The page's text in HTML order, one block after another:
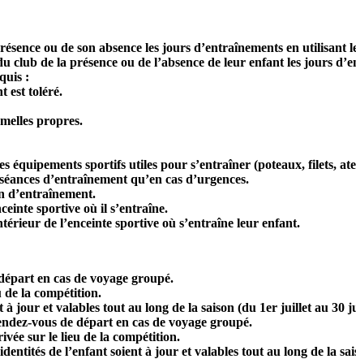
ou de son absence les jours d’entraînements en
club de la présence ou de l’absence de leur enfant les jours
:
est toléré.
propres.
équipements sportifs utiles pour s’entraîner (poteaux, filets,
d’entraînement qu’en cas d’urgences.
d’entraînement.
sportive où il s’entraîne.
de l’enceinte sportive où s’entraîne leur enfant.
en cas de voyage groupé.
de la compétition.
à jour et valables tout au long de la saison (du 1er juillet au 30
vous de départ en cas de voyage groupé.
sur le lieu de la compétition.
de l’enfant soient à jour et valables tout au long de la